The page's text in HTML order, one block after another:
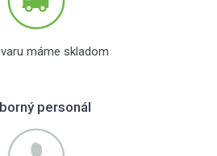
máme skladom
personál